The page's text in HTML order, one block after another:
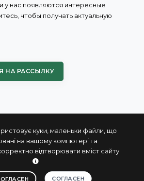
куки, маленьки файли, що
на вашому компютері та
відтворювати вміст сайту
СОГЛАСЕН
у нас появляются интересные
чтобы получать актуальную
НА РАССЫЛКУ
- промышленные компьютеры
и системы